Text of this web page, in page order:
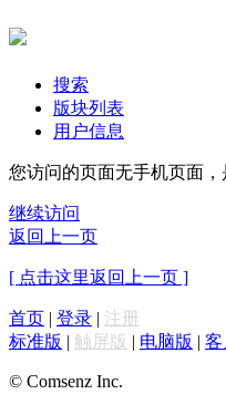
搜索
版块列表
用户信息
您访问的页面无手机页面
继续访问
返回上一页
[ 点击这里返回上一页 ]
首页 | 登录 | 注册
标准版 | 触屏版 | 电脑版 | 客
© Comsenz Inc.